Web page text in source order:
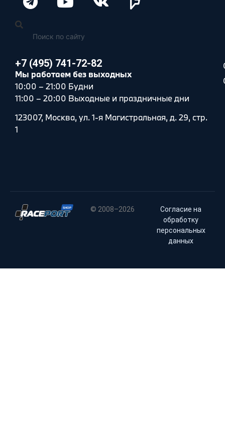
+7 (495) 741-72-82
Мы работаем без выходных
10:00 – 21:00 Будни
11:00 – 20:00 Выходные и праздничные дни
123007, Москва, ул. 1-я Магистральная, д. 29, стр.
1
© 2008–2026
Согласие на
обработку
персональных
данных